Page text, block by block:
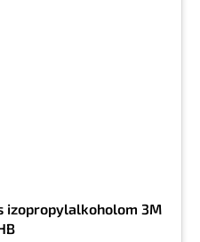
izopropylalkoholom 3M